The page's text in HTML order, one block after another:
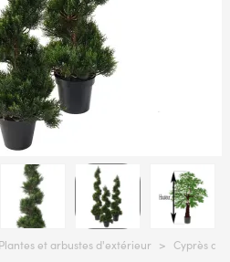
Plantes et arbustes d'extérieur > Cyprès